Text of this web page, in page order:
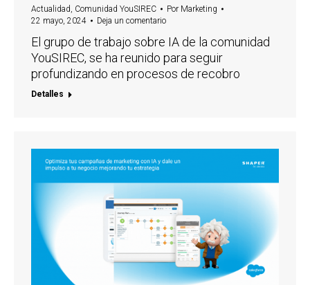
Actualidad Comunidad YouSIREC Por Marketing
22 mayo, 2024
Deja un comentario
El grupo de trabajo sobre IA de la comunidad
YouSIREC, se ha reunido para seguir
profundizando en procesos de recobro
Detalles